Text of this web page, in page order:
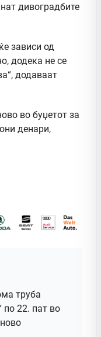
дивоградбите
зависи од
додека не се
додаваат
во буџетот за
денари,